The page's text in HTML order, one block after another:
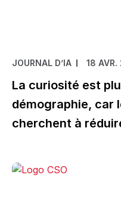
JOURNAL D’IA 18
La curiosité est
démographie, car
cherchent à